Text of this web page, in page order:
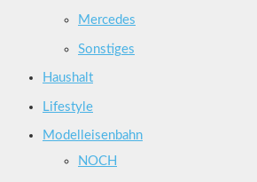
Mercedes
Sonstiges
Haushalt
Lifestyle
Modelleisenbahn
NOCH